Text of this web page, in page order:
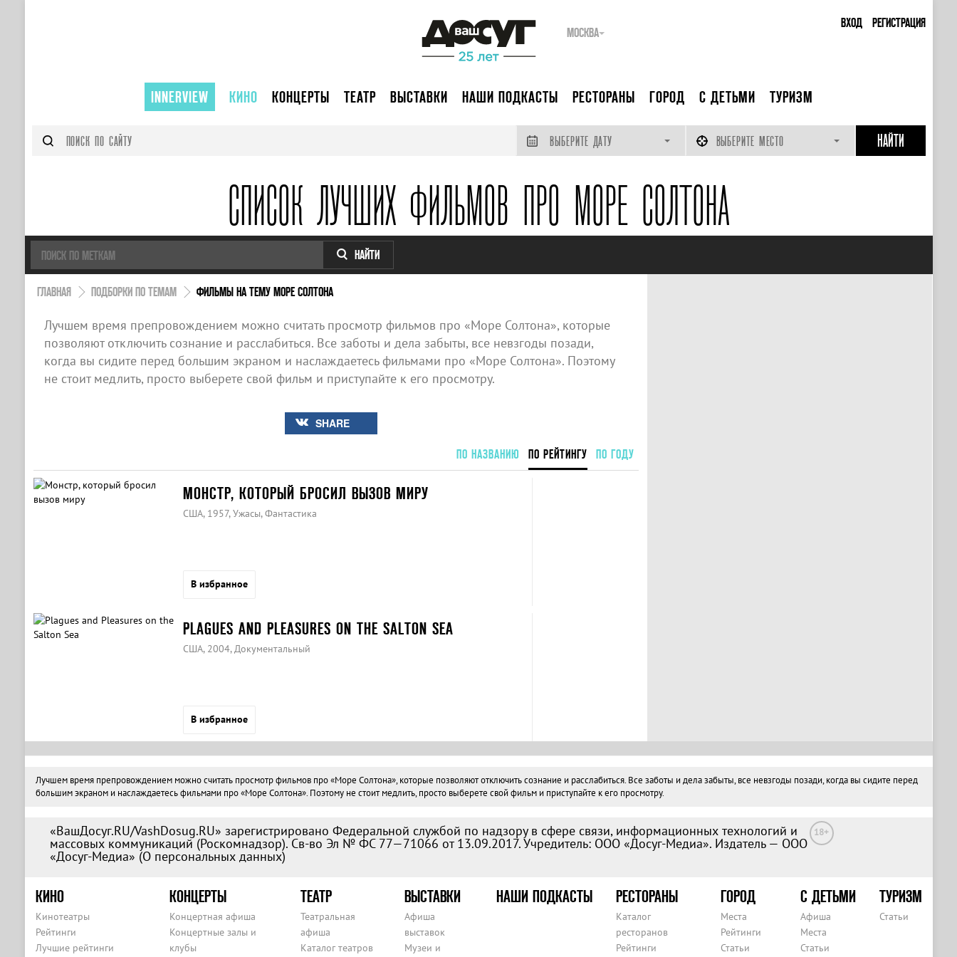
ВХОД РЕГИСТРАЦИЯ
МОСКВА
INNERVIEW КИНО КОНЦЕРТЫ ТЕАТР ВЫСТАВКИ НАШИ ПОДКАСТЫ РЕСТОРАНЫ ГОРОД С ДЕТЬМИ ТУРИЗМ
ВЫБЕРИТЕ ДАТУ ВЫБЕРИТЕ МЕСТО
СПИСОК ЛУЧШИХ ФИЛЬМОВ ПРО МОРЕ СОЛТОНА
НАЙТИ
ГЛАВНАЯ ПОДБОРКИ ПО ТЕМАМ ФИЛЬМЫ НА ТЕМУ МОРЕ СОЛТОНА
Лучшем время препровождением можно считать просмотр фильмов про «Море Солтона», которые
позволяют отключить сознание и расслабиться. Все заботы и дела забыты, все невзгоды позади,
когда вы сидите перед большим экраном и наслаждаетесь фильмами про «Море Солтона». Поэтому
не стоит медлить, просто выберете свой фильм и приступайте к его просмотру.
SHARE
ПО НАЗВАНИЮ ПО РЕЙТИНГУ ПО ГОДУ
МОНСТР, КОТОРЫЙ БРОСИЛ ВЫЗОВ МИРУ
США, 1957, Ужасы, Фантастика
В избранное
PLAGUES AND PLEASURES ON THE SALTON SEA
США, 2004, Документальный
В избранное
Лучшем время препровождением можно считать просмотр фильмов про «Море Солтона», которые позволяют отключить сознание и расслабиться. Все заботы и дела забыты, все невзгоды позади, когда вы сидите перед
большим экраном и наслаждаетесь фильмами про «Море Солтона». Поэтому не стоит медлить, просто выберете свой фильм и приступайте к его просмотру.
«ВашДосуг.RU/VashDosug.RU» зарегистрировано Федеральной службой по надзору в сфере связи, информационных технологий и
массовых коммуникаций (Роскомнадзор). Св-во Эл № ФС 77—71066 от 13.09.2017. Учредитель: ООО «Досуг-Медиа». Издатель — ООО
«Досуг-Медиа» (О персональных данных)
18+
КИНО
Кинотеатры
Рейтинги
Лучшие рейтинги
КОНЦЕРТЫ
Концертная афиша
Концертные залы и
клубы
ТЕАТР
Театральная
афиша
Каталог театров
ВЫСТАВКИ
Афиша
выставок
Музеи и
НАШИ ПОДКАСТЫ РЕСТОРАНЫ
Каталог
ресторанов
Рейтинги
ГОРОД
Места
Рейтинги
Статьи
С ДЕТЬМИ
Афиша
Места
Статьи
ТУРИЗМ
Статьи